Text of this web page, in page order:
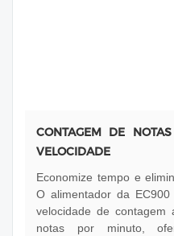
CONTAGEM DE
VELOCIDADE
Economize tempo e
O alimentador da
velocidade de contagem
notas por minuto,